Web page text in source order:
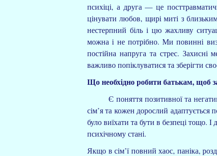
психіці, а друга — це
цінувати любов, щирі миті з
нестерпний біль і цю жахливу
можна і не потрібно. Ми повинні
постійна напруга та стрес.
важливо попіклуватися та зберігти
Що необхідно робити батькам, щоб
Є поняття позитивної та
сім’я та кожен дорослий
було виїхати та бути в безпеці тощо.
психічному стані.
Якщо в сім’ї повний хаос, паніка,